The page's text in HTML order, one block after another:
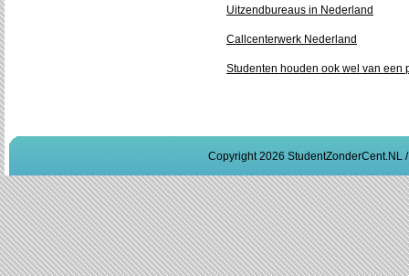
Uitzendbureaus in Nederland
Callcenterwerk Nederland
Studenten houden ook wel van een
Copyright 2026 StudentZonderCent.NL